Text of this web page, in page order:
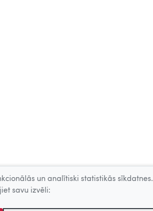
un analītiski statistikās sīkdatnes.
savu izvēli: